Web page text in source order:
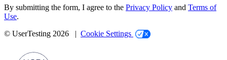
By submitting the form, I agree to the Privacy Policy and Terms of
Use.
© UserTesting 2026 | Cookie Settings